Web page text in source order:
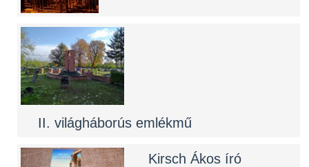
II. világháborús emlékmű
Kirsch Ákos író